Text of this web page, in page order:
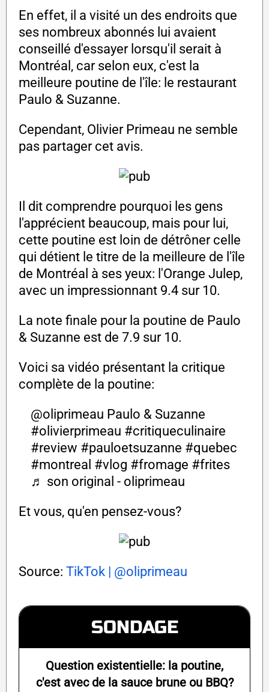
En effet, il a visité un des endroits que
ses nombreux abonnés lui avaient
conseillé d'essayer lorsqu'il serait à
Montréal, car selon eux, c'est la
meilleure poutine de l'île: le restaurant
Paulo & Suzanne.
Cependant, Olivier Primeau ne semble
pas partager cet avis.
Il dit comprendre pourquoi les gens
l'apprécient beaucoup, mais pour lui,
cette poutine est loin de détrôner celle
qui détient le titre de la meilleure de l'île
de Montréal à ses yeux: l'Orange Julep,
avec un impressionnant 9.4 sur 10.
La note finale pour la poutine de Paulo
& Suzanne est de 7.9 sur 10.
Voici sa vidéo présentant la critique
complète de la poutine:
@oliprimeau Paulo & Suzanne
#olivierprimeau #critiqueculinaire
#review #pauloetsuzanne #quebec
#montreal #vlog #fromage #frites
♬ son original - oliprimeau
Et vous, qu'en pensez-vous?
Source: TikTok | @oliprimeau
SONDAGE
Question existentielle: la poutine,
c'est avec de la sauce brune ou BBQ?